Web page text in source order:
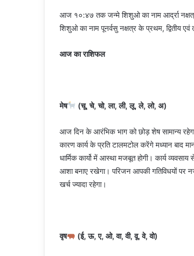
आज १०:४७ तक जन्मे शिशुओ का नाम आर्द्रा
शिशुओ का नाम पूनर्वसु नक्षत्र के प्रथम, द्वितीय
आज का राशिफल
मेष (चू, चे, चो, ला, ली, लू, ले, लो, अ)
आज दिन के आरंभिक भाग को छोड़ शेष सामान्य
कारण कार्य के प्रति टालमटोल करेंगे मध्यान बाद
धार्मिक कार्यो में आस्था मजबूत होगी। कार्य
आशा बनाए रखेगा। परिजन आपकी गतिविधयों
खर्च ज्यादा रहेगा।
वृष (ई, ऊ, ए, ओ, वा, वी, वू, वे, वो)